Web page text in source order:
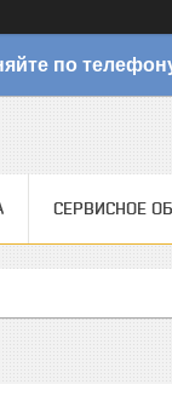
по
СЕРВИСНОЕ